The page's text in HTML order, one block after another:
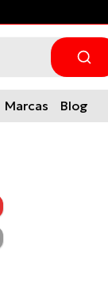
Marcas Blog